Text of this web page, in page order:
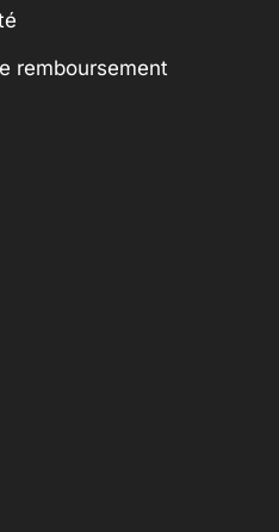
remboursement